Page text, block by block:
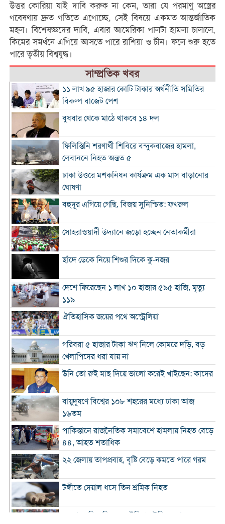
উত্তর কোরিয়া যাই দাবি করুক না কেন, তারা যে পরমাণু অস্ত্রের
গবেষণায় দ্রুত গতিতে এগোচ্ছে, সেই বিষয়ে একমত আন্তর্জাতিক
মহল। বিশেষজ্ঞদের দাবি, এবার আমেরিকা পালটা হামলা চালালে,
কিমের সমর্থনে এগিয়ে আসতে পারে রাশিয়া ও চীন। ফলে শুরু হতে
পারে তৃতীয় বিশ্বযুদ্ধ।
সাম্প্রতিক খবর
১১ লাখ ৯৫ হাজার কোটি টাকার অর্থনীতি সমিতির
বিকল্প বাজেট পেশ
বুধবার থেকে মাঠে থাকবে ১৪ দল
ফিলিস্তিনি শরণার্থী শিবিরে বন্দুকবাজের হামলা,
লেবাননে নিহত অন্তত ৫
ঢাকা উত্তরে মশকনিধন কার্যক্রম এক মাস বাড়ানোর
ঘোষণা
বহুদূর এগিয়ে গেছি, বিজয় সুনিশ্চিত: ফখরুল
সোহরাওয়ার্দী উদ্যানে জড়ো হচ্ছেন নেতাকর্মীরা
ছাঁদে ডেকে নিয়ে শিশুর দিকে কু-নজর
দেশে ফিরেছেন ১ লাখ ১০ হাজার ৫৯৫ হাজি, মৃত্যু
১১৯
ঐতিহাসিক জয়ের পথে অস্ট্রেলিয়া
গরিবরা ৫ হাজার টাকা ঋণ নিলে কোমরে দড়ি, বড়
খেলাপিদের ধরা যায় না
উনি তো রুই মাছ দিয়ে ভালো করেই খাইছেন: কাদের
বায়ুদূষণে বিশ্বের ১০৮ শহরের মধ্যে ঢাকা আজ
১৬তম
পাকিস্তানে রাজনৈতিক সমাবেশে হামলায় নিহত বেড়ে
৪৪, আহত শতাধিক
২২ জেলায় তাপপ্রবাহ, বৃষ্টি বেড়ে কমতে পারে গরম
টঙ্গীতে দেয়াল ধসে তিন শ্রমিক নিহত
১২ রানে লিড নিয়ে অস্ট্রেলিয়ার ইনিংস শেষ